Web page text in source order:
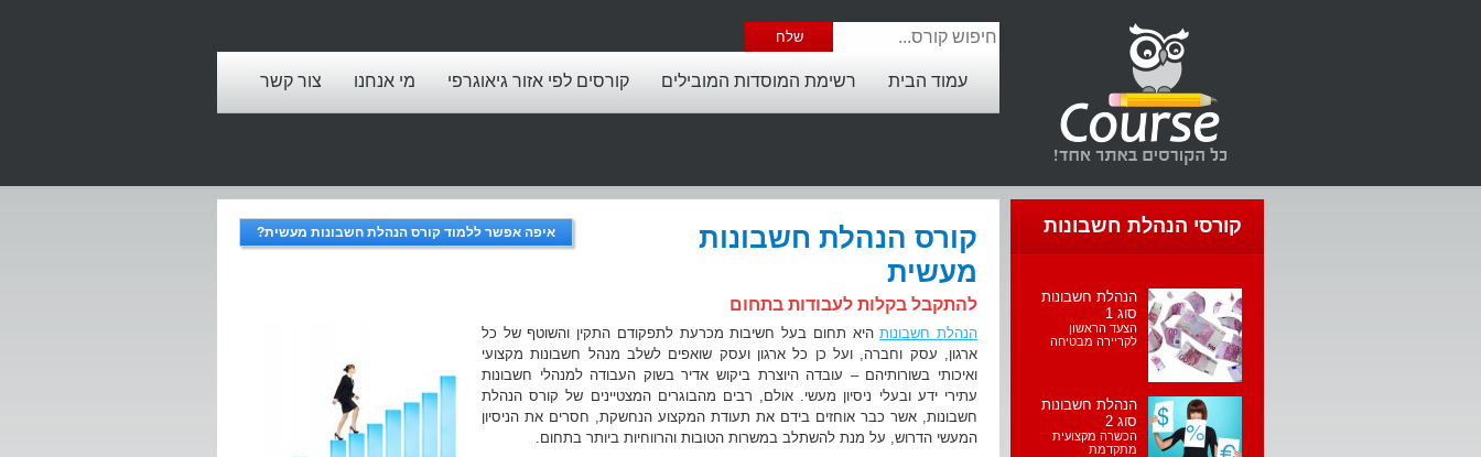
עמוד הבית רשימת המוסדות המובילים קורסים לפי אזור גיאוגרפי מי אנחנו צור קשר
קורסי הנהלת חשבונות
הנהלת חשבונות
סוג 1
הצעד הראשון
לקריירה מבטיחה
הנהלת חשבונות
סוג 2
הכשרה מקצועית
מתקדמת
קורס הנהלת חשבונות
מעשית
להתקבל בקלות לעבודות בתחום
איפה אפשר ללמוד קורס הנהלת חשבונות מעשית?
הנהלת חשבונותהיא תחום בעל חשיבות מכרעת לתפקודם התקין והשוטף של כל
ארגון, עסק וחברה, ועל כן כל ארגון ועסק שואפים לשלב מנהל חשבונות מקצועי
ואיכותי בשורותיהם – עובדה היוצרת ביקוש אדיר בשוק העבודה למנהלי חשבונות
עתירי ידע ובעלי ניסיון מעשי. אולם, רבים מהבוגרים המצטיינים של קורס הנהלת
חשבונות, אשר כבר אוחזים בידם את תעודת המקצוע הנחשקת, חסרים את הניסיון
המעשי הדרוש, על מנת להשתלב במשרות הטובות והרווחיות ביותר בתחום.